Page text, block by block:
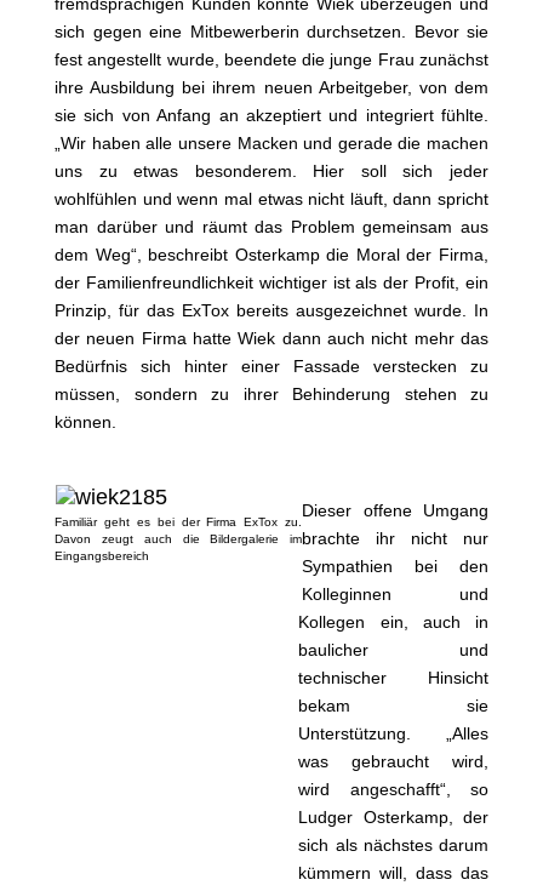
fremdsprachigen Kunden konnte Wiek überzeugen und
sich gegen eine Mitbewerberin durchsetzen. Bevor sie
fest angestellt wurde, beendete die junge Frau zunächst
ihre Ausbildung bei ihrem neuen Arbeitgeber, von dem
sie sich von Anfang an akzeptiert und integriert fühlte.
„Wir haben alle unsere Macken und gerade die machen
uns zu etwas besonderem. Hier soll sich jeder
wohlfühlen und wenn mal etwas nicht läuft, dann spricht
man darüber und räumt das Problem gemeinsam aus
dem Weg“, beschreibt Osterkamp die Moral der Firma,
der Familienfreundlichkeit wichtiger ist als der Profit, ein
Prinzip, für das ExTox bereits ausgezeichnet wurde. In
der neuen Firma hatte Wiek dann auch nicht mehr das
Bedürfnis sich hinter einer Fassade verstecken zu
müssen, sondern zu ihrer Behinderung stehen zu
können.
Familiär geht es bei der Firma ExTox zu.
Davon zeugt auch die Bildergalerie im
Eingangsbereich
Dieser offene Umgang
brachte ihr nicht nur
Sympathien bei den
Kolleginnen und
Kollegen ein, auch in
baulicher und
technischer Hinsicht
bekam sie
Unterstützung. „Alles
was gebraucht wird,
wird angeschafft“, so
Ludger Osterkamp, der
sich als nächstes darum
kümmern will, dass das